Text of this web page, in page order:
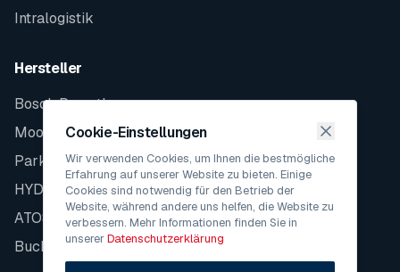
Intralogistik
Hersteller
Bosch Rexroth
Moog
Parker
HYDAC
ATOS
Bucher
Cookie-Einstellungen
Wir verwenden Cookies, um Ihnen die bestmögliche
Erfahrung auf unserer Website zu bieten. Einige
Cookies sind notwendig für den Betrieb der
Website, während andere uns helfen, die Website zu
verbessern. Mehr Informationen finden Sie in
unsererDatenschutzerklärung